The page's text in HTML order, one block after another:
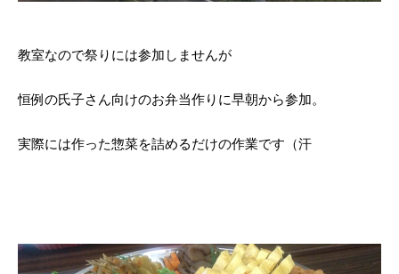
教室なので祭りには参加しませんが
恒例の氏子さん向けのお弁当作りに早朝から参加。
実際には作った惣菜を詰めるだけの作業です（汗